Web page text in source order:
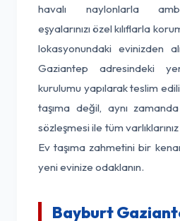
havalı naylonlarla
eşyalarınızı özel kılıflarla
lokasyonundaki evinizden
Gaziantep adresindeki
kurulumu yapılarak teslim
taşıma değil, aynı zamanda
sözleşmesi ile tüm
Ev taşıma zahmetini bir
yeni evinize odaklanın.
Bayburt